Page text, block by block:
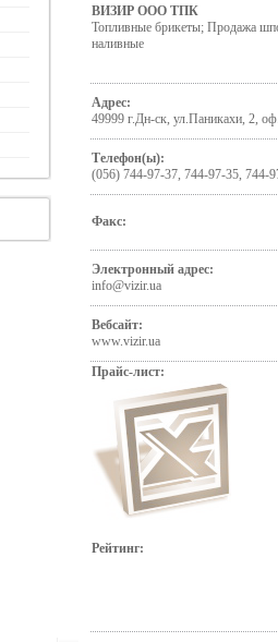
ВИЗИР ООО ТПК
Топливные брикеты; Продажа
наливные
Адрес:
49999 г.Дн-ск, ул.Паникахи, 2,
Телефон(ы):
(056) 744-97-37, 744-97-35, 744-
Факс:
Электронный адрес:
info@vizir.ua
Вебсайт:
www.vizir.ua
Прайс-лист:
Рейтинг: